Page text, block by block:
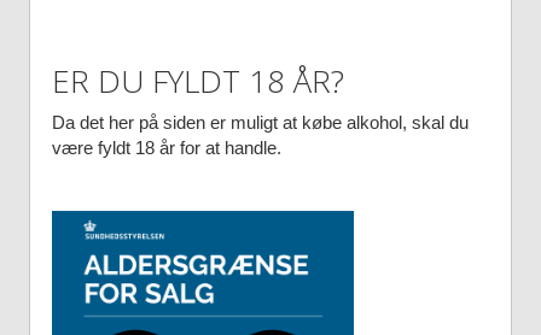
ER DU FYLDT 18 ÅR?
Da det her på siden er muligt at købe alkohol, skal du
være fyldt 18 år for at handle.